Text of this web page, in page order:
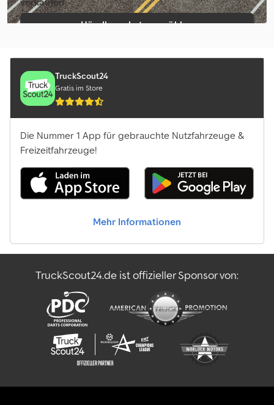
Händlerpaket auswählen
TruckScout24
Gratis im Store
Die Nummer 1 App für gebrauchte Nutzfahrzeuge &
Freizeitfahrzeuge!
Mehr Informationen
TruckScout24.de ist offizieller Sponsor von: